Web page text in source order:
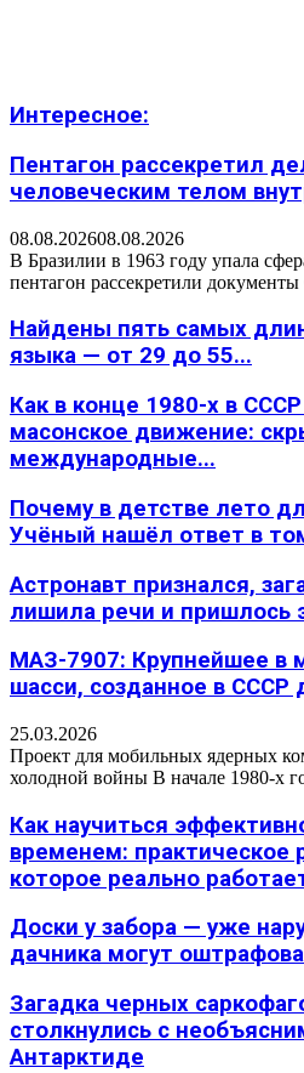
Интересное:
Пентагон рассекретил
человеческим телом
08.08.202608.08.2026
В Бразилии в 1963 году упала
пентагон рассекретили
Найдены пять самых
языка — от 29 до 55...
Как в конце 1980-х в
масонское движение:
международные...
Почему в детстве лето
Учёный нашёл ответ в
Астронавт признался,
лишила речи и пришлось
МАЗ-7907: Крупнейшее в
шасси, созданное в СССР
25.03.2026
Проект для мобильных ядерных
холодной войны В начале 1980-х
Как научиться
временем: практическое
которое реально
Доски у забора — уже
дачника могут
Загадка черных
столкнулись с
Антарктиде